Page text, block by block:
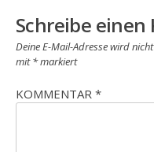
Schreibe
Deine E-Mail-Adresse wird
mit*markiert
KOMMENTAR *